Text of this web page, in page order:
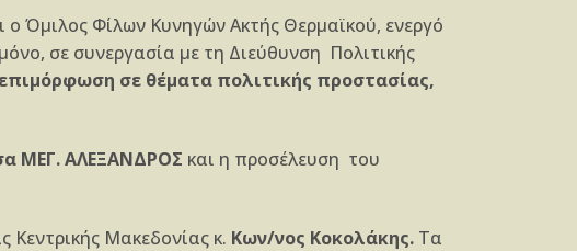
ο Όμιλος Φίλων Κυνηγών Ακτής Θερμαϊκού, ενεργό
σε συνεργασία με τη Διεύθυνση Πολιτικής
σε θέματα πολιτικής προστασίας,
ΜΕΓ. ΑΛΕΞΑΝΔΡΟΣ και η προσέλευση του
Κεντρικής Μακεδονίας κ. Κων/νος Κοκολάκης. Τα